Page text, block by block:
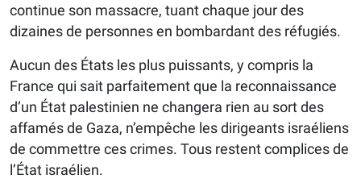
continue son massacre, tuant chaque jour des
dizaines de personnes en bombardant des réfugiés.
Aucun des États les plus puissants, y compris la
France qui sait parfaitement que la reconnaissance
d’un État palestinien ne changera rien au sort des
affamés de Gaza, n’empêche les dirigeants israéliens
de commettre ces crimes. Tous restent complices de
l’État israélien.